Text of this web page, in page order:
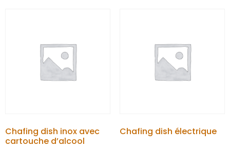
Chafing dish inox avec
cartouche d’alcool
Chafing dish électrique